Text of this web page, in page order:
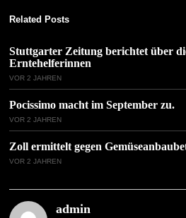
Related Posts
Stuttgarter Zeitung berichtet über
Erntehelferinnen
VOR 2 JAHREN
Pocissimo macht im September zu.
VOR 2 JAHREN
Zoll ermittelt gegen
VOR 2 JAHREN
admin